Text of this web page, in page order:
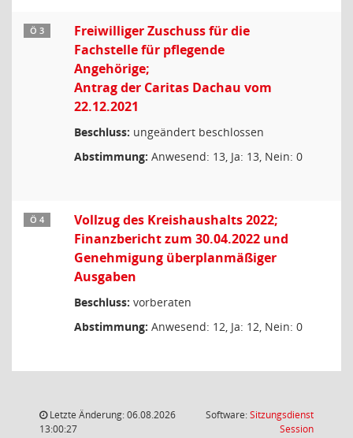
Ö 3
Freiwilliger Zuschuss für die
Fachstelle für pflegende
Angehörige;
Antrag der Caritas Dachau vom
22.12.2021
Beschluss: ungeändert beschlossen
Abstimmung: Anwesend: 13, Ja: 13, Nein: 0
Ö 4
Vollzug des Kreishaushalts 2022;
Finanzbericht zum 30.04.2022 und
Genehmigung überplanmäßiger
Ausgaben
Beschluss: vorberaten
Abstimmung: Anwesend: 12, Ja: 12, Nein: 0
Letzte Änderung: 06.08.2026
13:00:27
Software:Sitzungsdienst
Session(Wird in